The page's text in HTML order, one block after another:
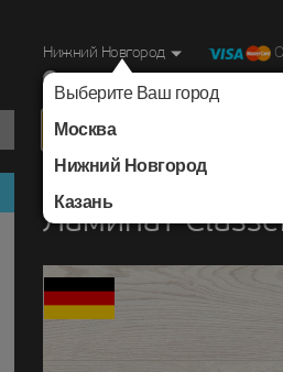
Нижний Новгород
Выберите Ваш город
Москва
Нижний Новгород
Казань
г. Нижний Новгород, Ул.
Ламинат